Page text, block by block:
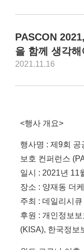
PASCON
을 함께 생각해
2021.11.16
<행사 개요>
행사명 : 제9회 공
보호 컨퍼런스
일시 : 2021년 11
장소 : 양재동 더
주최 : 데일리시큐
후원 : 개인정보
(KISA), 한국정보